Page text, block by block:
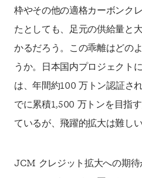
枠やその他の適格カーボンク
たとしても、足元の供給量と
かるだろう。この乖離はどの
うか。日本国内プロジェクト
は、年間約100 万トン認証さ
でに累積1,500 万トンを目指
ているが、飛躍的拡大は難し
JCM クレジット拡大への期待